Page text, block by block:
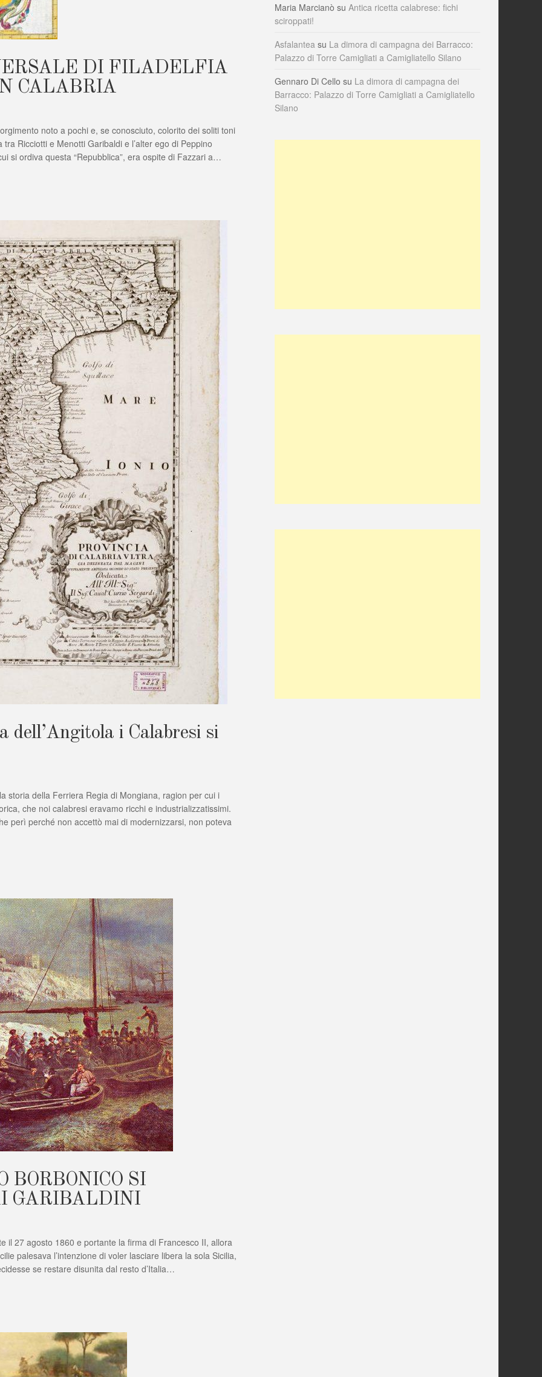
DI FILADELFIA
CALABRIA
noto a pochi e, se conosciuto, colorito dei soliti toni
Ricciotti e Menotti Garibaldi e l’alter ego di Peppino
si ordiva questa “Repubblica”, era ospite di Fazzari a…
dell’Angitola i Calabresi si
storia della Ferriera Regia di Mongiana, ragion per cui i
che noi calabresi eravamo ricchi e industrializzatissimi.
perì perché non accettò mai di modernizzarsi, non poteva
BORBONICO SI
GARIBALDINI
il 27 agosto 1860 e portante la firma di Francesco II, allora
palesava l’intenzione di voler lasciare libera la sola Sicilia,
se restare disunita dal resto d’Italia…
Maria Marcianò su Antica ricetta calabrese: fichi
sciroppati!
Asfalantea su La dimora di campagna dei Barracco:
Palazzo di Torre Camigliati a Camigliatello Silano
Gennaro Di Cello su La dimora di campagna dei
Barracco: Palazzo di Torre Camigliati a Camigliatello
Silano